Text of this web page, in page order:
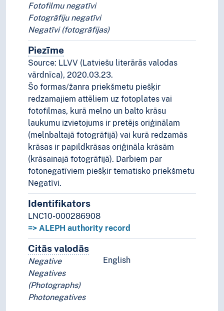
Fotofilmu negatīvi
Fotogrāfiju negatīvi
Negatīvi (fotogrāfijas)
PiezīmePiezīmes
Source: LLVV (Latviešu literārās valodas
vārdnīca), 2020.03.23.
Šo formas/žanra priekšmetu piešķir
redzamajiem attēliem uz fotoplates vai
fotofilmas, kurā melno un balto krāsu
laukumu izvietojums ir pretējs oriģinālam
(melnbaltajā fotogrāfijā) vai kurā redzamās
krāsas ir papildkrāsas oriģināla krāsām
(krāsainajā fotogrāfijā). Darbiem par
fotonegatīviem piešķir tematisko priekšmetu
Negatīvi.
Identifikators
LNC10-000286908
=> ALEPH authority record
Citās valodāsTermini šim konceptam citās
English
Negative
Negatives
(Photographs)
Photonegatives